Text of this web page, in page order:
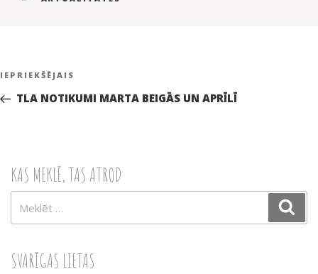
Ziņu
izvēlne
Iepriekšējā
ziņa:
IEPRIEKŠĒJAIS
TLA NOTIKUMI MARTA BEIGĀS UN APRĪLĪ
KAS MEKLĒ, TAS ATROD
SVARĪGAS LIETAS